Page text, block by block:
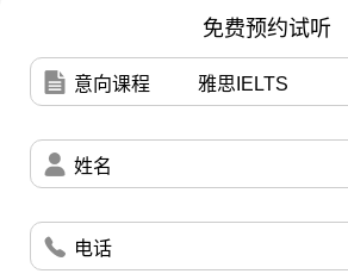
免费预约试听
意向课程
姓名
电话